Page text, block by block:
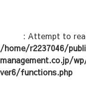
: Attempt to
/home/r2237046/
management.co.jp/
ver6/functions.php